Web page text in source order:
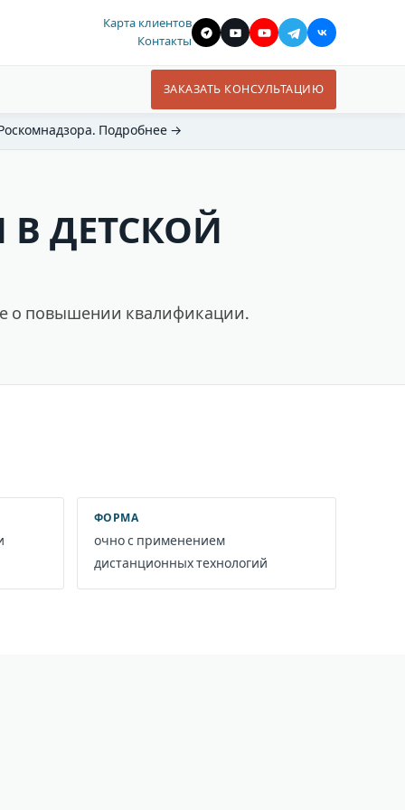
Карта клиентов
Контакты
ЗАКАЗАТЬ КОНСУЛЬТАЦИЮ
Подробнее →
ДЕТСКОЙ
о повышении квалификации.
ФОРМА
очно с применением
дистанционных технологий